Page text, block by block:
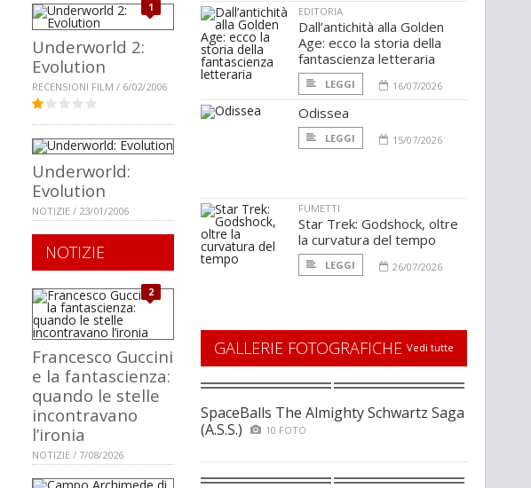
1
Underworld 2:
Evolution
RECENSIONI FILM / 6/02/2006
Underworld:
Evolution
NOTIZIE / 23/01/2006
NOTIZIE
2
Francesco Guccini
e la fantascienza:
quando le stelle
incontravano
l’ironia
NOTIZIE / 7/08/2026
EDITORIA
Dall’antichità alla Golden
Age: ecco la storia della
fantascienza letteraria
LEGGI 16/07/2026
Odissea
LEGGI 15/07/2026
FUMETTI
Star Trek: Godshock, oltre
la curvatura del tempo
LEGGI 26/07/2026
GALLERIE FOTOGRAFICHE Vedi tutte
SpaceBalls The Almighty Schwartz Saga
(A.S.S.)
10 FOTO